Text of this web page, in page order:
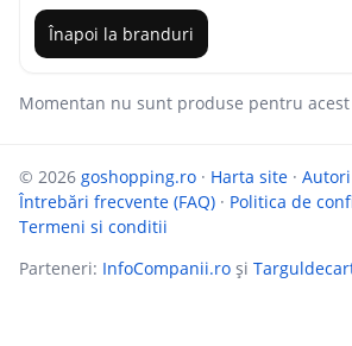
Înapoi la branduri
Momentan nu sunt produse pentru
© 2026 goshopping.ro · Harta site · Autori
Întrebări frecvente (FAQ) · Politica de
Termeni si conditii
Parteneri: InfoCompanii.ro și